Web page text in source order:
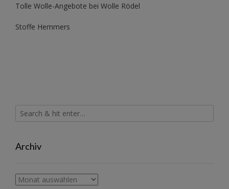
Tolle Wolle-Angebote bei Wolle Rödel
Stoffe Hemmers
Archiv
Archiv